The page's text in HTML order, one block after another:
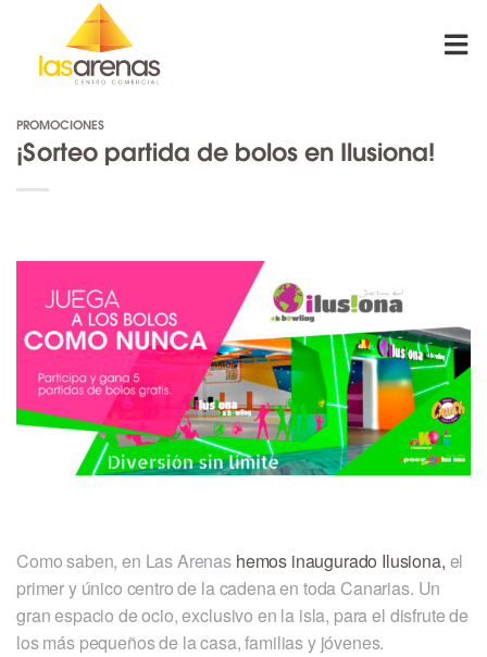
content
PROMOCIONES
¡Sorteo partida de bolos en Ilusiona!
Como saben, en Las Arenas hemos inaugurado Ilusiona, el
primer y único centro de la cadena en toda Canarias. Un
gran espacio de ocio, exclusivo en la isla, para el disfrute de
los más pequeños de la casa, familias y jóvenes.